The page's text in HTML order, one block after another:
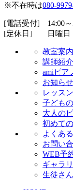
※不在時は080-
[電話受付] 14:00～
[定休日] 日曜日
教室案内
講師紹介
amiピア
お知らせ
レッス
子ども
大人の
初めて
よくあ
お問い
WEB予
ギャラ
生徒さ